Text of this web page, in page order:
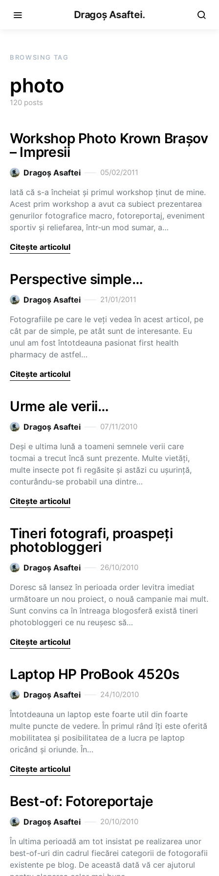
Dragoș Asaftei.
BROWSING TAG
photo
120 posts
Workshop Photo Krown Braşov
– Impresii
Dragoş Asaftei 05/02/2011
Iată că s-a încheiat şi primul workshop ţinut de mine.
Acest prim workshop a avut ca subiect prezentarea
genurilor fotografice macro, fotoreportaj, eveniment
sportiv şi reliefarea, într-un mod sumar, a…
Citește articolul
Perspective simple…
Dragoş Asaftei 21/01/2011
Fotografiile pe care le veţi vedea în acest articol, pe
cât par de simple, pe atât sunt de interesante. Eu
unul am fost întotdeauna pasionat first health
pharmacy de astfel…
Citește articolul
Urme ale verii…
Dragoş Asaftei 07/11/2010
Deşi e ultima lună a toameni semnele verii care
tocmai a trecut încă sunt prezente. Multe vietăţi,
multe insecte pot fi regăsite şi astăzi cu uşurinţă,
conturându-se probabil una dintre…
Citește articolul
Tineri fotografi, proaspeţi
photobloggeri
Dragoş Asaftei 26/10/2010
Doresc să lansez în perioada order levitra imediat
următoare un nou proiect, o nouă campanie mai mult.
Sunt convins ca în întreaga blogosferă există tineri
photobloggeri ce nu reuşesc să…
Citește articolul
Laptop HP ProBook 4520s
Dragoş Asaftei 24/10/2010
Întotdeauna un laptop este foarte util din foarte
multe puncte de vedere. În primul rând îţi este oferită
mobilitatea şi posibilitatea de a lucra pe laptop
oricând şi oriunde. În…
Citește articolul
Best-of: Fotoreportaje
Dragoş Asaftei 20/10/2010
În ultima perioadă am tot insistat pe realizarea unor
best-of-uri din cadrul fiecărei categorii de fotogorafii
existente pe blog. De această dată vă cer ajutorul